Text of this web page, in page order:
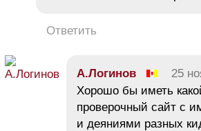
Ответить
А.Логинов 25
Хорошо бы иметь
проверочный сайт с
и деяниями разных